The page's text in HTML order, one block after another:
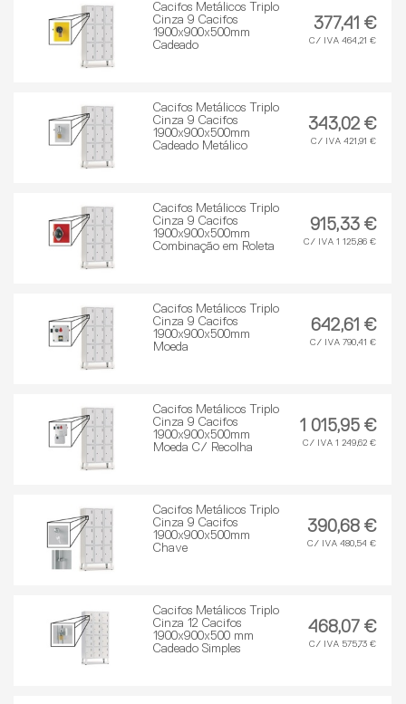
Cacifos Metálicos Triplo
Cinza 9 Cacifos
1900x900x500mm
Cadeado
377,41 €
C/ IVA 464,21 €
Cacifos Metálicos Triplo
Cinza 9 Cacifos
1900x900x500mm
Cadeado Metálico
343,02 €
C/ IVA 421,91 €
Cacifos Metálicos Triplo
Cinza 9 Cacifos
1900x900x500mm
Combinação em Roleta
915,33 €
C/ IVA 1 125,86 €
Cacifos Metálicos Triplo
Cinza 9 Cacifos
1900x900x500mm
Moeda
642,61 €
C/ IVA 790,41 €
Cacifos Metálicos Triplo
Cinza 9 Cacifos
1900x900x500mm
Moeda C/ Recolha
1 015,95 €
C/ IVA 1 249,62 €
Cacifos Metálicos Triplo
Cinza 9 Cacifos
1900x900x500mm
Chave
390,68 €
C/ IVA 480,54 €
Cacifos Metálicos Triplo
Cinza 12 Cacifos
1900x900x500 mm
Cadeado Simples
468,07 €
C/ IVA 575,73 €